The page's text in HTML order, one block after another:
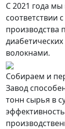
С 2021 года
соответствии
производства
волокнами.
Собираем и
Завод
тонн сырья в